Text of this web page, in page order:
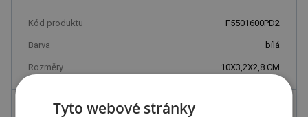
Kód produktu F5501600PD2
Barva bílá
Rozměry 10X3,2X2,8 CM
Tyto webové stránky